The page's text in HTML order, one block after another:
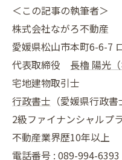
＜この記事の執筆者＞
株式会社ながろ不動産
愛媛県松山市本町6-6-7
代表取締役 長櫓 陽光
宅地建物取引士
行政書士 （愛媛県行政書
2級ファイナンシャルプ
不動産業界歴10年以上
電話番号 : 089-994-6393